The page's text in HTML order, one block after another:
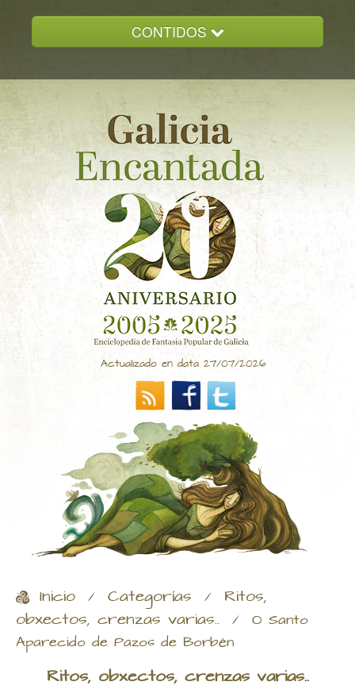
CONTIDOS
GALICIA ENCANTADA
DOCUMENTACION
NOVAS
CONTACTO
Actualizado en data 27/07/2026
Inicio / Categorías / Ritos,
obxectos, crenzas varias.. / O Santo
Aparecido de Pazos de Borbén
Ritos, obxectos, crenzas varias..